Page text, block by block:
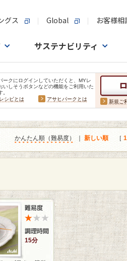
グス Global お客様相
サステナビリティ
ークにログインしていただくと、MYレ
いしそうボタンなどの機能をご利用いた
。
シピとは
アサヒパークとは 新規ご
かんたん順（難易度） 新しい順 ［
15分